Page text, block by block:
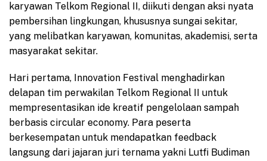
karyawan Telkom Regional II, diikuti dengan aksi nyata
pembersihan lingkungan, khususnya sungai sekitar,
yang melibatkan karyawan, komunitas, akademisi, serta
masyarakat sekitar.
Hari pertama, Innovation Festival menghadirkan
delapan tim perwakilan Telkom Regional II untuk
mempresentasikan ide kreatif pengelolaan sampah
berbasis circular economy. Para peserta
berkesempatan untuk mendapatkan feedback
langsung dari jajaran juri ternama yakni Lutfi Budiman